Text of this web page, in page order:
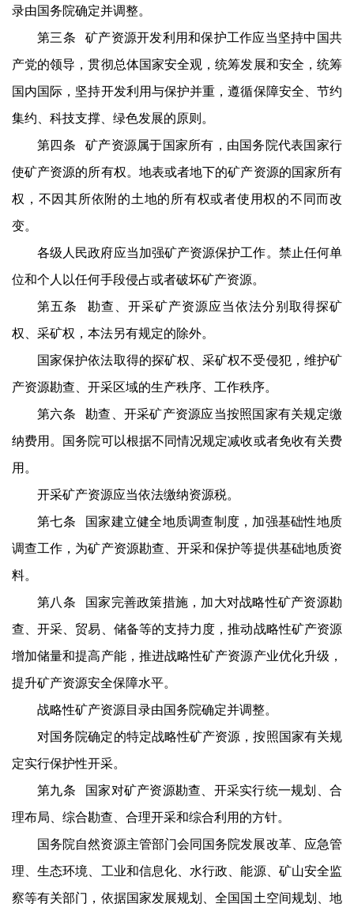
录由国务院确定并调整。
第三条 矿产资源开发利用和保护工作应当坚持中国共
产党的领导，贯彻总体国家安全观，统筹发展和安全，统筹
国内国际，坚持开发利用与保护并重，遵循保障安全、节约
集约、科技支撑、绿色发展的原则。
第四条 矿产资源属于国家所有，由国务院代表国家行
使矿产资源的所有权。地表或者地下的矿产资源的国家所有
权，不因其所依附的土地的所有权或者使用权的不同而改
变。
各级人民政府应当加强矿产资源保护工作。禁止任何单
位和个人以任何手段侵占或者破坏矿产资源。
第五条 勘查、开采矿产资源应当依法分别取得探矿
权、采矿权，本法另有规定的除外。
国家保护依法取得的探矿权、采矿权不受侵犯，维护矿
产资源勘查、开采区域的生产秩序、工作秩序。
第六条 勘查、开采矿产资源应当按照国家有关规定缴
纳费用。国务院可以根据不同情况规定减收或者免收有关费
用。
开采矿产资源应当依法缴纳资源税。
第七条 国家建立健全地质调查制度，加强基础性地质
调查工作，为矿产资源勘查、开采和保护等提供基础地质资
料。
第八条 国家完善政策措施，加大对战略性矿产资源勘
查、开采、贸易、储备等的支持力度，推动战略性矿产资源
增加储量和提高产能，推进战略性矿产资源产业优化升级，
提升矿产资源安全保障水平。
战略性矿产资源目录由国务院确定并调整。
对国务院确定的特定战略性矿产资源，按照国家有关规
定实行保护性开采。
第九条 国家对矿产资源勘查、开采实行统一规划、合
理布局、综合勘查、合理开采和综合利用的方针。
国务院自然资源主管部门会同国务院发展改革、应急管
理、生态环境、工业和信息化、水行政、能源、矿山安全监
察等有关部门，依据国家发展规划、全国国土空间规划、地